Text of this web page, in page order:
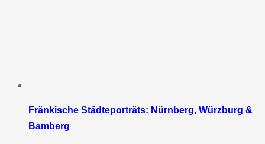
Fränkische Städteporträts: Nürnberg, Würzburg &
Bamberg